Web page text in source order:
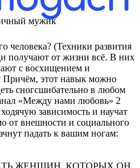
мужик
человека? (Техники развития
получают от жизни всё. В них
с восхищением и
этот навык можно
сногсшибательно в любом
«Между нами любовь» 2
зависимость и научат
от внешности и социального
падать к вашим ногам:
ЖЕНЩИН, КОТОРЫХ ОН